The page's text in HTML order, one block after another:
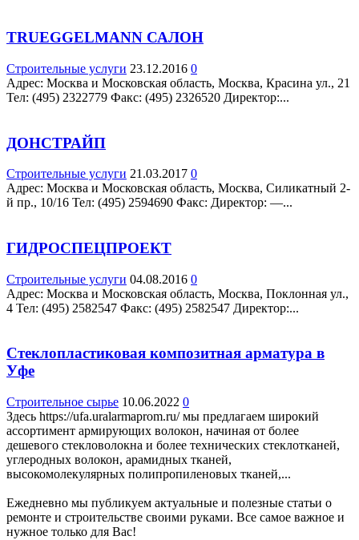
TRUEGGELMANN САЛОН
Строительные услуги 23.12.2016 0
Адрес: Москва и Московская область, Москва, Красина ул., 21
Teл: (495) 2322779 Факс: (495) 2326520 Директор:...
ДОНСТРАЙП
Строительные услуги 21.03.2017 0
Адрес: Москва и Московская область, Москва, Силикатный 2-
й пр., 10/16 Teл: (495) 2594690 Факс: Директор: —...
ГИДРОСПЕЦПРОЕКТ
Строительные услуги 04.08.2016 0
Адрес: Москва и Московская область, Москва, Поклонная ул.,
4 Teл: (495) 2582547 Факс: (495) 2582547 Директор:...
Стеклопластиковая композитная арматура в
Уфе
Строительное сырье 10.06.2022 0
Здесь https://ufa.uralarmaprom.ru/ мы предлагаем широкий
ассортимент армирующих волокон, начиная от более
дешевого стекловолокна и более технических стеклотканей,
углеродных волокон, арамидных тканей,
высокомолекулярных полипропиленовых тканей,...
Ежедневно мы публикуем актуальные и полезные статьи о
ремонте и строительстве своими руками. Все самое важное и
нужное только для Вас!